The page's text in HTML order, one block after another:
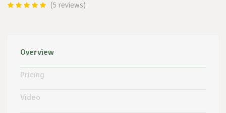
(5 reviews)
Overview
Pricing
Video